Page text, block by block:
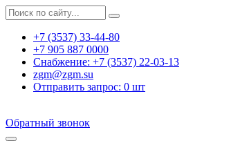
+7 (3537) 33-44-80
+7 905 887 0000
Снабжение: +7 (3537) 22-03-13
zgm@zgm.su
Отправить запрос: 0 шт
Обратный звонок